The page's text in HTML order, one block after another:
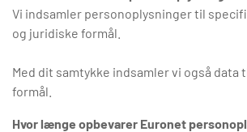
Vi indsamler personoplysninger til
og juridiske formål.
Med dit samtykke indsamler vi også data
formål.
Hvor længe opbevarer Euronet